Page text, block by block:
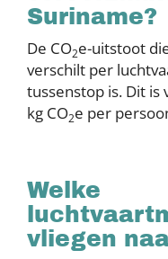
Suriname?
De CO2e-uitstoot
verschilt per
tussenstop is. Dit is
kg CO2e per
Welke
vliegen